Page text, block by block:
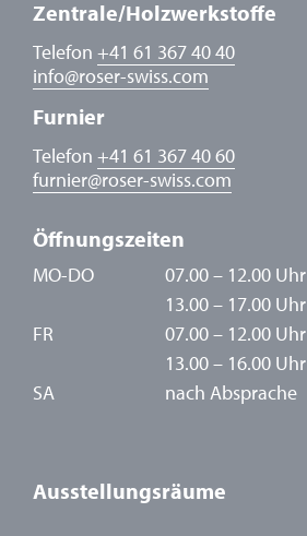
Zentrale/Holzwerkstoffe
Telefon +41 61 367 40 40
info@roser-swiss.com
Furnier
Telefon +41 61 367 40 60
furnier@roser-swiss.com
Öffnungszeiten
MO-DO
07.00 – 12.00 Uhr
13.00 – 17.00 Uhr
FR
07.00 – 12.00 Uhr
13.00 – 16.00 Uhr
SA
nach Absprache
Ausstellungsräume